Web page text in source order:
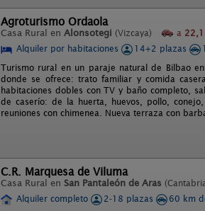
Agroturismo Ordaola
Casa Rural en Alonsotegi (Vizcaya) a
Alquiler por habitaciones
14+2 plazas
Turismo rural en un paraje natural de Bilbao
donde se ofrece: trato familiar y comida
habitaciones dobles con TV y baño completo,
de caserío: de la huerta, huevos, pollo,
reuniones con chimenea. Nueva terraza con
C.R. Marquesa de Viluma
Casa Rural en San Pantaleón de Aras
Alquiler completo
2-18 plazas
60 km